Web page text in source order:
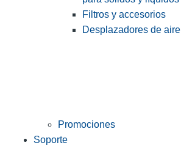
Filtros y accesorios
Desplazadores de aire
Promociones
Soporte